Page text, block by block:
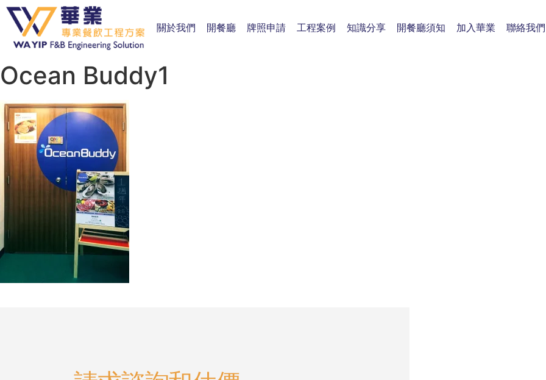
關於我們 開餐廳 牌照申請 工程案例 知識分享 開餐廳須知 加入華業 聯絡我們
Ocean Buddy1